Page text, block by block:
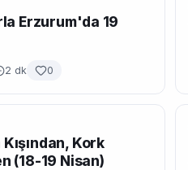
Erzurum'da 19
2 dk 0
Kork
(18-19 Nisan)